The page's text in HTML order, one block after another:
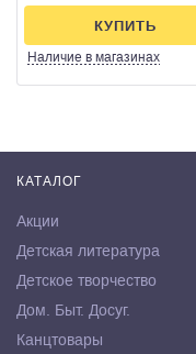
Наличие в магазинах
КУПИТЬ
КАТАЛОГ
Акции
Детская литература
Детское творчество
Дом. Быт. Досуг.
Канцтовары